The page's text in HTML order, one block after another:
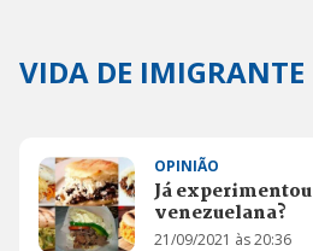
VIDA DE IMIGRANTE
OPINIÃO
Já
venezuelana?
21/09/2021 às 20:36